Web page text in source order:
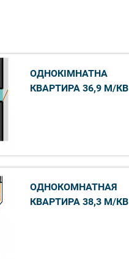
ОДНОКІМНАТНА
КВАРТИРА 36,9 М/КВ
ОДНОКОМНАТНАЯ
КВАРТИРА 38,3 М/КВ